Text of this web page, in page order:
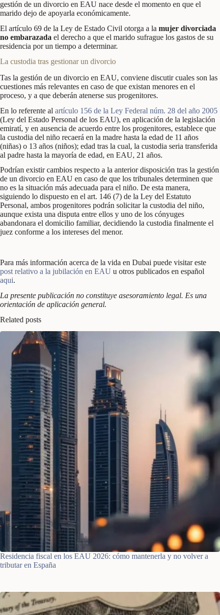
gestión de un divorcio en EAU nace desde el momento en que el
marido dejo de apoyarla económicamente.
El artículo 69 de la Ley de Estado Civil otorga a la mujer divorciada
no embarazada el derecho a que el marido sufrague los gastos de su
residencia por un tiempo a determinar.
La custodia tras gestionar un divorcio
Tas la gestión de un divorcio en EAU, conviene discutir cuales son las
cuestiones más relevantes en caso de que existan menores en el
proceso, y a que deberán atenerse sus progenitores.
En lo referente al artículo 156 de la Ley Federal núm. 28 del año 2005
(Ley del Estado Personal de los EAU), en aplicación de la legislación
emiratí, y en ausencia de acuerdo entre los progenitores, establece que
la custodia del niño recaerá en la madre hasta la edad de 11 años
(niñas) o 13 años (niños); edad tras la cual, la custodia seria transferida
al padre hasta la mayoría de edad, en EAU, 21 años.
Podrían existir cambios respecto a la anterior disposición tras la gestión
de un divorcio en EAU en caso de que los tribunales determinen que
no es la situación más adecuada para el niño. De esta manera,
siguiendo lo dispuesto en el art. 146 (7) de la Ley del Estatuto
Personal, ambos progenitores podrán solicitar la custodia del niño,
aunque exista una disputa entre ellos y uno de los cónyuges
abandonara el domicilio familiar, decidiendo la custodia finalmente el
juez conforme a los intereses del menor.
Para más información acerca de la vida en Dubai puede visitar este
post relativo a la jubilación en EAU u otros publicados en español
aqui.
La presente publicación no constituye asesoramiento legal. Es una
orientación de aplicación general.
Related posts
Residencia fiscal en los EAU 2026: cómo mantenerla y no volver a
tributar en España